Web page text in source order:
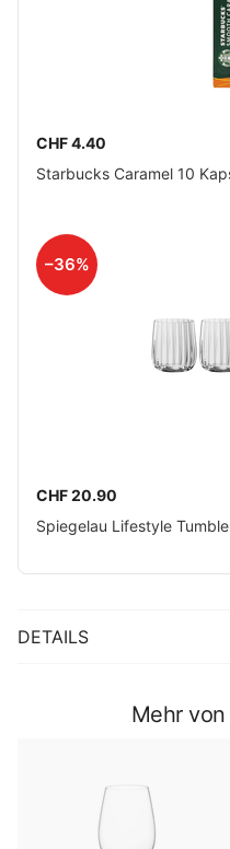
CHF 4.40
Starbucks Caramel 10
–36%
CHF 20.90
Spiegelau Lifestyle
DETAILS
Mehr